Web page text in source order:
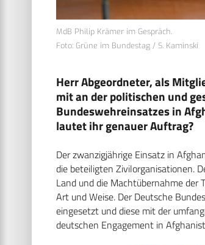
MdB Philip Krämer im Gespräch.
Foto: Grüne im Bundestag / S. Kaminski
Herr Abgeordneter, als
mit an der politischen und
Bundeswehreinsatzes in
lautet ihr genauer Auftrag?
Der zwanzigjährige Einsatz in
die beteiligten Zivilorganisationen.
Land und die Machtübernahme der
Art und Weise. Der Deutsche
eingesetzt und diese mit der
deutschen Engagement in